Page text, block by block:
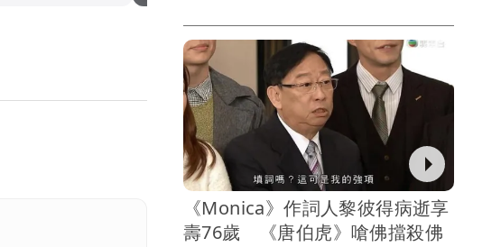
就租金、租期等要件達成共識，口頭約定
即可能被認定有效成立；若房客選擇不主
張續約，可先爭取依實際天數計租的合理
搬遷期，若房東拒絕協商且要求短時間遷
離，房客除可主張租約成立繼續占有外，
亦可保留因信賴續約而產生的臨時倉儲或
搬遷等費用憑證，依《民法》締約上過失
相關規定向房東求償。
《Monica》作詞人黎彼得病逝享
壽76歲 《唐伯虎》嗆佛擋殺佛